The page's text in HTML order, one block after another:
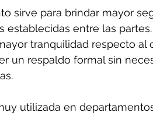
sirve para brindar mayor
establecidas entre las
tranquilidad respecto
un respaldo formal sin
utilizada en